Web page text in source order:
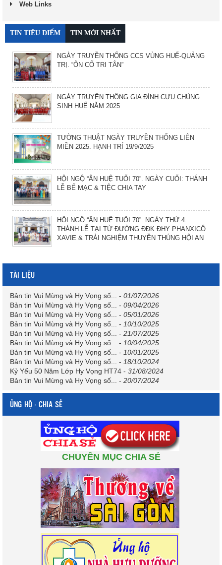
Web Links
TIN TIÊU ĐIỂM TIN MỚI NHẤT
NGÀY TRUYỀN THỐNG CCS VÙNG HUẾ-QUẢNG
TRỊ. “ÔN CỐ TRI TÂN”
NGÀY TRUYỀN THỐNG GIA ĐÌNH CỰU CHỦNG
SINH HUẾ NĂM 2025
TƯỜNG THUẬT NGÀY TRUYỀN THỐNG LIÊN
MIỀN 2025. HẠNH TRÍ 19/9/2025
HỘI NGỘ “ÂN HUỆ TUỔI 70”. NGÀY CUỐI: THÁNH
LỄ BẾ MẠC & TIỆC CHIA TAY
HỘI NGỘ “ÂN HUỆ TUỔI 70”. NGÀY THỨ 4:
THÁNH LỄ TẠI TỪ ĐƯỜNG ĐĐK ĐHY PHANXICÔ
XAVIE & TRẢI NGHIỆM THUYỀN THÚNG HỘI AN
TÀI LIỆU
Bản tin Vui Mừng và Hy Vọng số... - 01/07/2026
Bản tin Vui Mừng và Hy Vọng số...
- 09/04/2026
Bản tin Vui Mừng và Hy Vọng số...
- 05/01/2026
Bản tin Vui Mừng và Hy Vọng số...
- 10/10/2025
Bản tin Vui Mừng và Hy Vọng số...
- 21/07/2025
Bản tin Vui Mừng và Hy Vọng số...
- 10/04/2025
Bản tin Vui Mừng và Hy Vọng số...
- 10/01/2025
Bản tin Vui Mừng và Hy Vọng số...
- 18/10/2024
Kỷ Yếu 50 Năm Lớp Hy Vọng HT74 - 31/08/2024
Bản tin Vui Mừng và Hy Vọng số...
- 20/07/2024
ỦNG HỘ - CHIA SẺ
CHUYÊN MỤC CHIA SẺ